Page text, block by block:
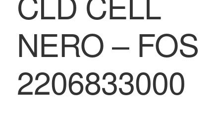
NERO – FOS
2206833000